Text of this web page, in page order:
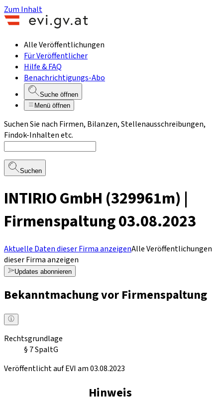
Zum Inhalt
Alle Veröffentlichungen
Für Veröffentlicher
Hilfe & FAQ
Benachrichtigungs-Abo
Suche öffnen
Menü öffnen
Suchen Sie nach Firmen, Bilanzen, Stellenausschreibungen,
Findok-Inhalten etc.
Suchen
INTIRIO GmbH (329961m) |
Firmenspaltung 03.08.2023
Aktuelle Daten dieser Firma anzeigenAlle Veröffentlichungen
dieser Firma anzeigen
Updates abonnieren
Bekanntmachung vor Firmenspaltung
Rechtsgrundlage
§ 7 SpaltG
Veröffentlicht auf EVI am 03.08.2023
Hinweis